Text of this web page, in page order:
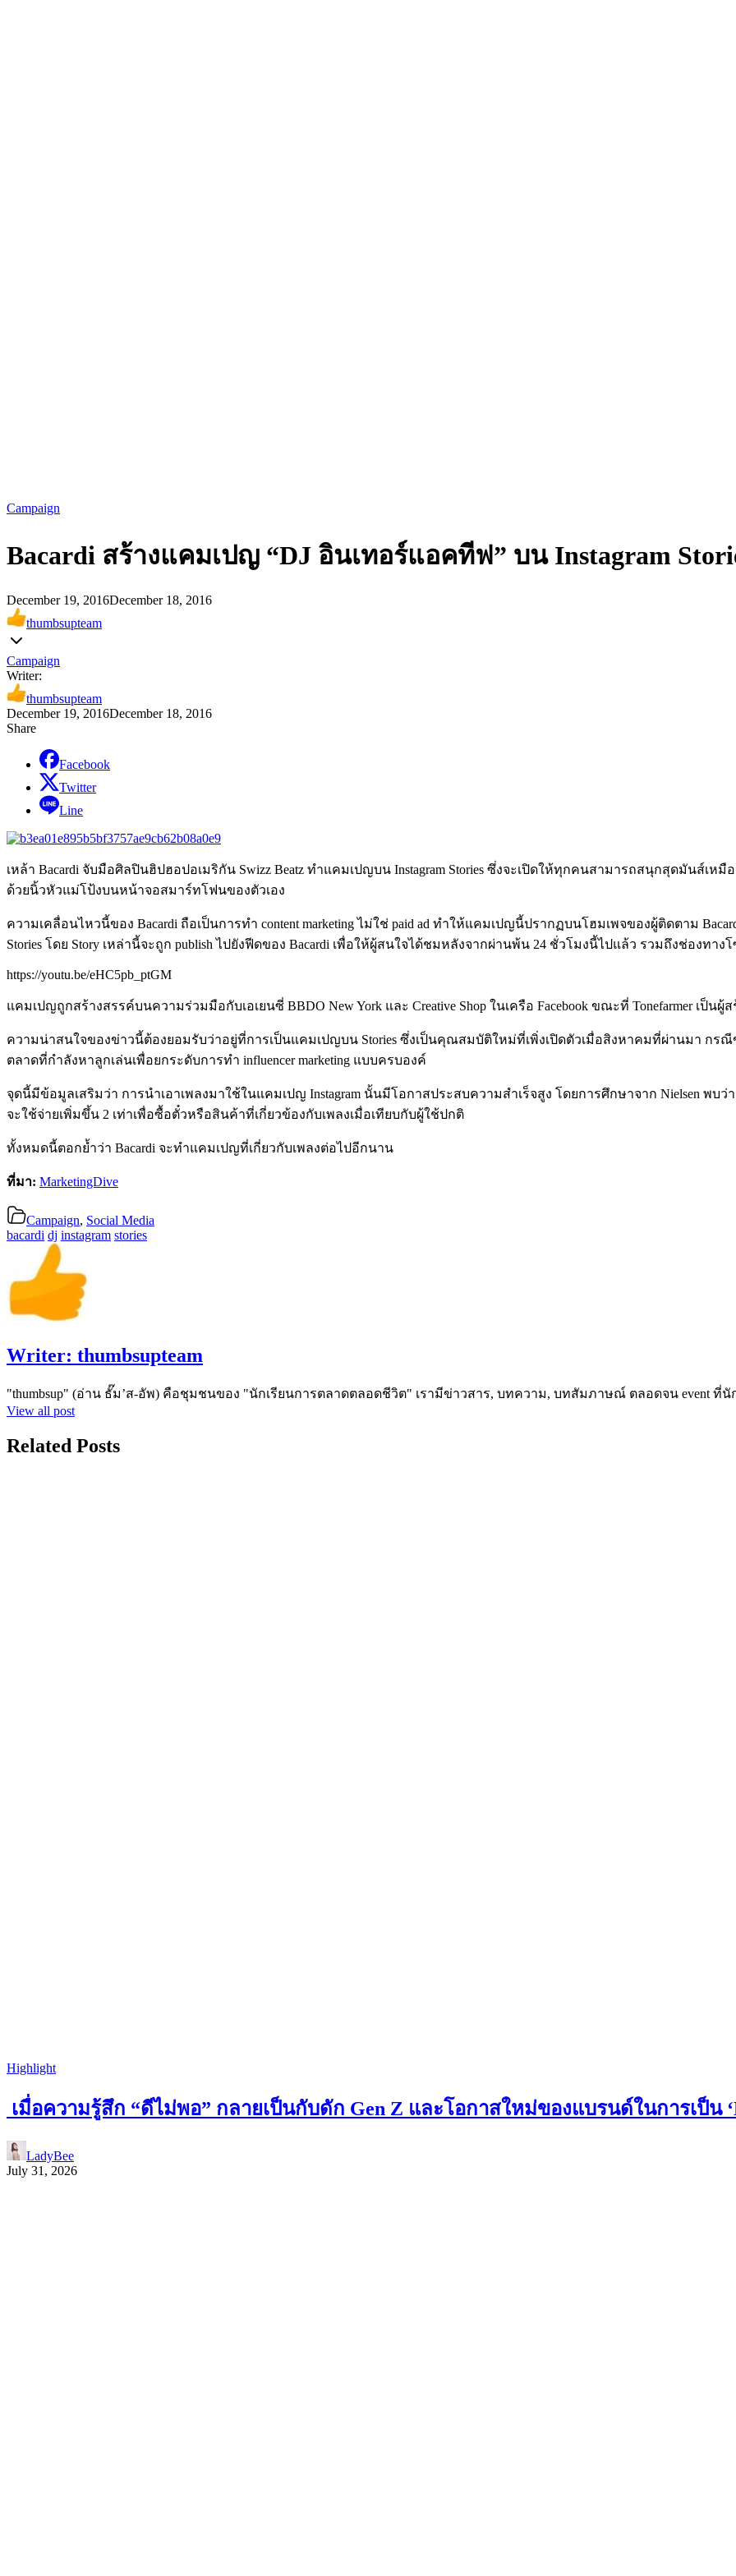
Campaign
Bacardi สร้างแคมเปญ “DJ อินเทอร์แอคทีฟ” บน Instagram
December 19, 2016December 18, 2016
thumbsupteam
Campaign
Writer:
thumbsupteam
December 19, 2016December 18, 2016
Share
Facebook
Twitter
Line
เหล้า Bacardi จับมือศิลปินฮิปฮอปอเมริกัน Swizz Beatz ทำแคมเปญบน Instagram Stories ซึ่งจะเปิดให้ทุกคนสามารถสนุกสุดมันส์เ
ด้วยนิ้วหัวแม่โป้งบนหน้าจอสมาร์ทโฟนของตัวเอง
ความเคลื่อนไหวนี้ของ Bacardi ถือเป็นการทำ content marketing ไม่ใช่ paid ad ทำให้แคมเปญนี้ปรากฏบนโฮมเพจของผู้ติดตาม
Stories โดย Story เหล่านี้จะถูก publish ไปยังฟีดของ Bacardi เพื่อให้ผู้สนใจได้ชมหลังจากผ่านพ้น 24 ชั่วโมงนี้ไปแล้ว รวมถึงช่องท
https://youtu.be/eHC5pb_ptGM
แคมเปญถูกสร้างสรรค์บนความร่วมมือกับเอเยนซี่ BBDO New York และ Creative Shop ในเครือ Facebook ขณะที่ Tonefarmer เป็น
ความน่าสนใจของข่าวนี้ต้องยอมรับว่าอยู่ที่การเป็นแคมเปญบน Stories ซึ่งเป็นคุณสมบัติใหม่ที่เพิ่งเปิดตัวเมื่อสิงหาคมที่ผ่านมา กรณี
ตลาดที่กำลังหาลูกเล่นเพื่อยกระดับการทำ influencer marketing แบบครบองค์
จุดนี้มีข้อมูลเสริมว่า การนำเอาเพลงมาใช้ในแคมเปญ Instagram นั้นมีโอกาสประสบความสำเร็จสูง โดยการศึกษาจาก Nielsen พบว่
จะใช้จ่ายเพิ่มขึ้น 2 เท่าเพื่อซื้อตั๋วหรือสินค้าที่เกี่ยวข้องกับเพลงเมื่อเทียบกับผู้ใช้ปกติ
ทั้งหมดนี้ตอกย้ำว่า Bacardi จะทำแคมเปญที่เกี่ยวกับเพลงต่อไปอีกนาน
ที่มา: MarketingDive
Campaign, Social Media
bacardi dj instagram stories
Writer: thumbsupteam
"thumbsup" (อ่าน ธั๊ม’ส-อัพ) คือชุมชนของ "นักเรียนการตลาดตลอดชีวิต" เรามีข่าวสาร, บทความ, บทสัมภาษณ์ ตลอดจน event ที่นัก
View all post
Related Posts
Highlight
เมื่อความรู้สึก “ดีไม่พอ” กลายเป็นกับดัก Gen Z และโอกาสใหม่ของแบรนด์ในการเป็น
LadyBee
July 31, 2026